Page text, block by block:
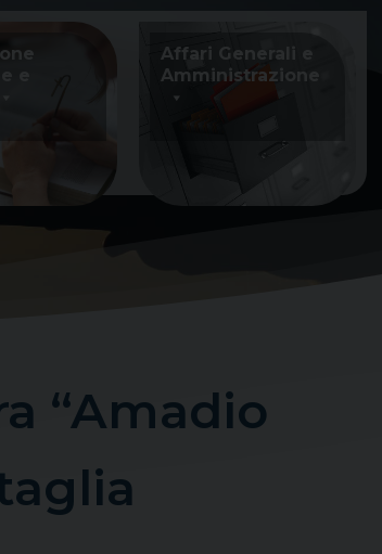
e
Affari Generali e
Amministrazione
“Amadio